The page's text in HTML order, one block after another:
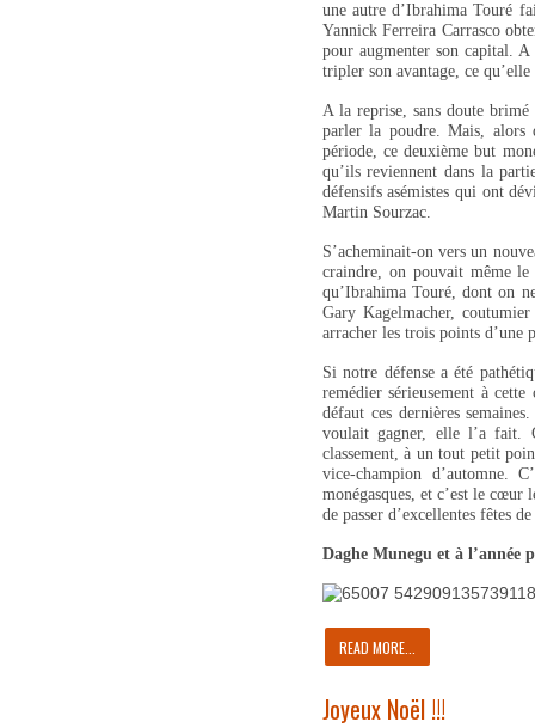
une autre d’Ibrahima Touré
Yannick Ferreira Carrasco
pour augmenter son capital.
tripler son avantage, ce
A la reprise, sans doute
parler la poudre. Mais, alors
période, ce deuxième but
qu’ils reviennent dans la
défensifs asémistes qui ont
Martin Sourzac.
S’acheminait-on vers un
craindre, on pouvait même le
qu’Ibrahima Touré, dont on
Gary Kagelmacher,
arracher les trois points d’une
Si notre défense a été
remédier sérieusement à
défaut ces dernières
voulait gagner, elle l’a fait.
classement, à un tout petit
vice-champion d’automne.
monégasques, et c’est le
de passer d’excellentes fêtes
Daghe Munegu et à
READ MORE...
Joyeux Noël !!!